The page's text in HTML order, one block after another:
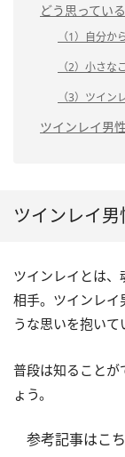
どう思ってい
（1）自分か
（2）小さな
（3）ツイ
ツインレイ男
ツインレイ
ツインレイとは
相手。ツインレイ
うな思いを抱いて
普段は知ることが
ょう。
参考記事はこ